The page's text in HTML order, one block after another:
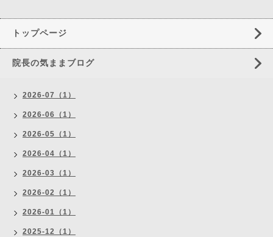
トップページ
院長の気ままブログ
2026-07（1）
2026-06（1）
2026-05（1）
2026-04（1）
2026-03（1）
2026-02（1）
2026-01（1）
2025-12（1）